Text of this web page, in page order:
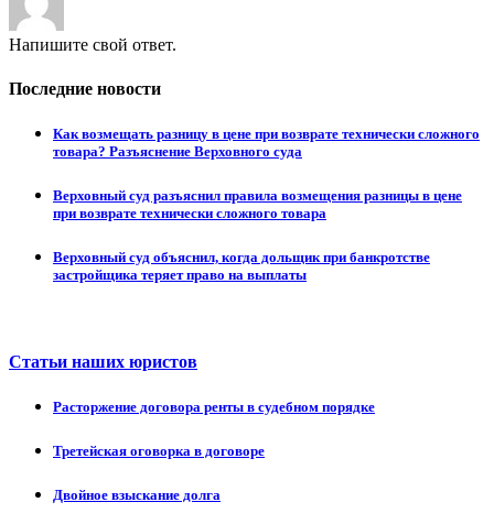
Напишите свой ответ.
Последние новости
Как возмещать разницу в цене при возврате технически сложного
товара? Разъяснение Верховного суда
Верховный суд разъяснил правила возмещения разницы в цене
при возврате технически сложного товара
Верховный суд объяснил, когда дольщик при банкротстве
застройщика теряет право на выплаты
Статьи наших юристов
Расторжение договора ренты в судебном порядке
Третейская оговорка в договоре
Двойное взыскание долга